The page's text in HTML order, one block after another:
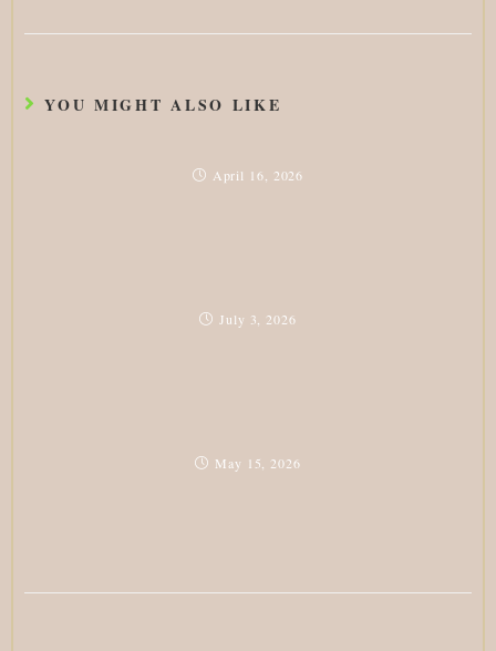
YOU MIGHT ALSO LIKE
April 16, 2026
July 3, 2026
May 15, 2026